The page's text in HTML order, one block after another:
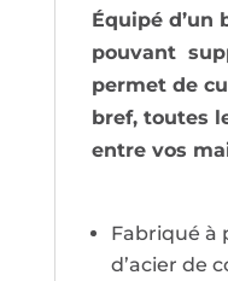
Équipé d’un
pouvant
permet de
bref, toutes
entre vos
Fabriqué à
d’acier de